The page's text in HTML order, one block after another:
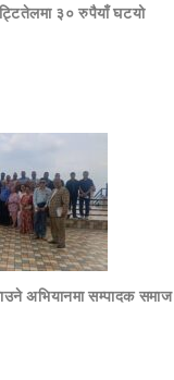
३० रुपैयाँ घटयो
अभियानमा सम्पादक समाज